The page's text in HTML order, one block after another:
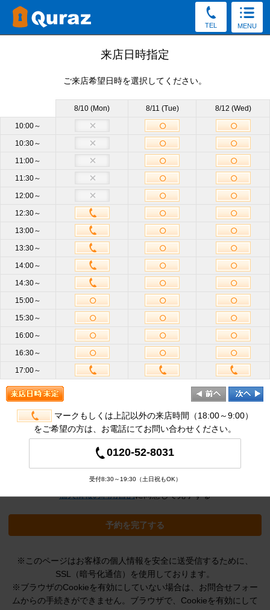
TEL MENU
見学予約
キャンセルOK）
お電話でもご質問・ご来店予約を承っております。
0120-52-8031
受付8:30～19:30（土日祝もOK）
万代シティ店
サイズ 他のサイズも見学OK
来店日時
須
携帯電話
ハイフン不要
メールア
ドレス必
須
半角英数
※クリックすると追加の項目が表示され
来店日時指定
ご来店希望日時を選択してください。
8/10 (Mon) 8/11 (Tue) 8/12 (Wed)
10:00～
10:30～
11:00～
11:30～
12:00～
12:30～
13:00～
13:30～
14:00～
14:30～
15:00～
15:30～
16:00～
16:30～
17:00～
マークもしくは上記以外の来店時間（18:00～9:00）
をご希望の方は、お電話にてお問い合わせください。
0120-52-8031
受付8:30～19:30（土日祝もOK）
個人情報の利用目的に同意して完了する
予約を完了する
※このページはお客様の個人情報を安全に送受信するために、
SSL（暗号化通信）を使用しております。
※ブラウザのCookieを有効にしていない場合は、お問合せフォー
ムからの手続きができません。ブラウザで、Cookieを有効にして